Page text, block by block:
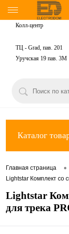
Колл-центр
ТЦ - Grad, пав. 201
Уручская 19 пав. 3М
Каталог
Главная страница •
Lightstar Комплект со
Lightstar
для трека